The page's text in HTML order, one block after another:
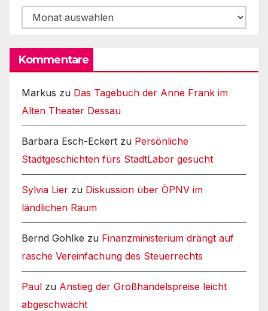
Archiv
Kommentare
Markus zu Das Tagebuch der Anne Frank im
Alten Theater Dessau
Barbara Esch-Eckert zu Persönliche
Stadtgeschichten fürs StadtLabor gesucht
Sylvia Lier zu Diskussion über ÖPNV im
ländlichen Raum
Bernd Gohlke zu Finanzministerium drängt auf
rasche Vereinfachung des Steuerrechts
Paul zu Anstieg der Großhandelspreise leicht
abgeschwächt